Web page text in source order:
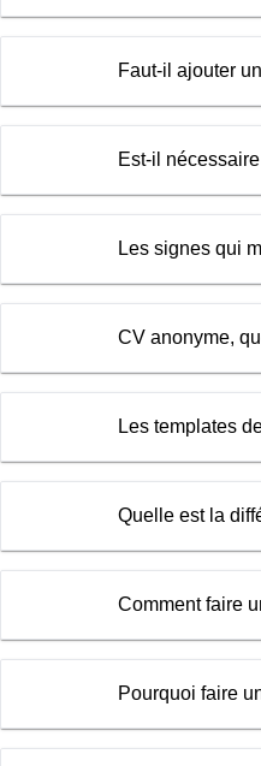
Faut-il ajouter
Est-il
Les signes qui
CV anonyme,
Les templates
Quelle est la
Comment faire
Pourquoi faire